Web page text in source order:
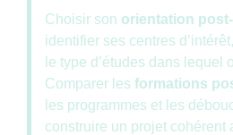
Choisir son orientation
identifier ses centres
le type d’études dans lequel
Comparer les formations
les programmes et les
construire un projet cohérent